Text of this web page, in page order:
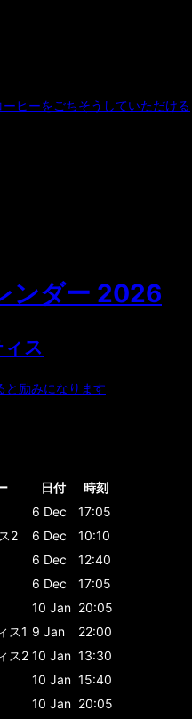
ーヒーをごちそうしていただける
ンダー 2026
ス
と励みになります
日付
時刻
6 Dec
17:05
2 6 Dec
10:10
6 Dec
12:40
6 Dec
17:05
10 Jan 20:05
ス1 9 Jan
22:00
ス2 10 Jan 13:30
10 Jan 15:40
10 Jan 20:05